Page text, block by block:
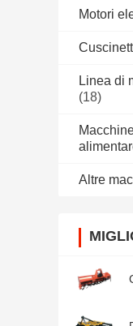
Motori
Linea di
(18)
Altre